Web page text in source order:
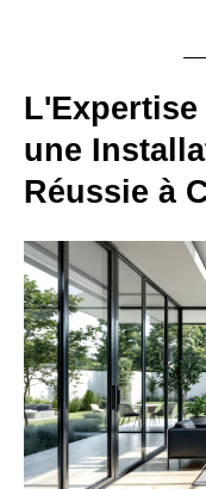
une
Réussie à